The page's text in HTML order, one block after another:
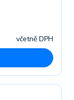
včetně DPH